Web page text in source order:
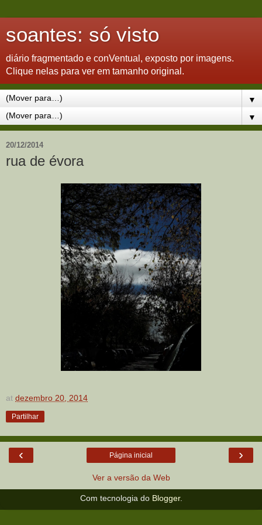
soantes: só visto
diário fragmentado e conVentual, exposto por imagens.
Clique nelas para ver em tamanho original.
▼
▼
20/12/2014
rua de évora
at dezembro 20, 2014
Partilhar
‹ ›
Página inicial
Ver a versão da Web
Com tecnologia do Blogger.